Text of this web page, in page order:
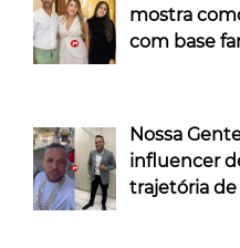
mostra
com base
Nossa
influencer
trajetória de